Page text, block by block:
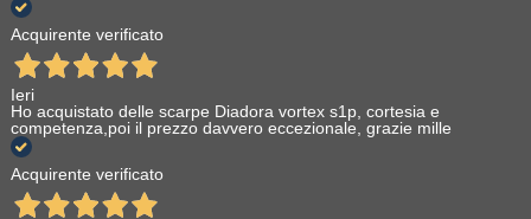
Acquirente verificato
Ieri
Ho acquistato delle scarpe Diadora vortex s1p, cortesia e
competenza,poi il prezzo davvero eccezionale, grazie mille
Acquirente verificato